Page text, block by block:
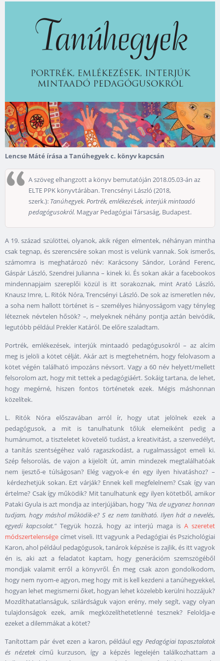
Lencse Máté írása a Tanúhegyek c. könyv kapcsán
A szöveg elhangzott a könyv bemutatóján 2018.05.03-án az
ELTE PPK könyvtárában. Trencsényi László (2018,
szerk.): Tanúhegyek. Portrék, emlékezések, interjúk mintaadó
pedagógusokról. Magyar Pedagógiai Társaság, Budapest.
A 19. század szülöttei, olyanok, akik régen elmentek, néhányan mintha
csak tegnap, és szerencsére sokan most is velünk vannak. Sok ismerős,
számomra is meghatározó név: Karácsony Sándor, Loránd Ferenc,
Gáspár László, Szendrei Julianna – kinek ki. És sokan akár a facebookos
mindennapjaim szereplői közül is itt sorakoznak, mint Arató László,
Knausz Imre, L. Ritók Nóra, Trencsényi László. De sok az ismeretlen név,
a soha nem hallott történet is – személyes hiányosságom vagy tényleg
léteznek névtelen hősök? –, melyeknek néhány pontja aztán beivódik,
legutóbb például Prekler Katáról. De előre szaladtam.
Portrék, emlékezések, interjúk mintaadó pedagógusokról – az alcím
meg is jelöli a kötet célját. Akár azt is megtehetném, hogy felolvasom a
kötet végén található impozáns névsort. Vagy a 60 név helyett/mellett
felsorolom azt, hogy mit tettek a pedagógiáért. Sokáig tartana, de lehet,
hogy megérné, hiszen fontos történetek ezek. Mégis máshonnan
közelítek.
L. Ritók Nóra előszavában arról ír, hogy utat jelölnek ezek a
pedagógusok, a mit is tanulhatunk tőlük elemeiként pedig a
humánumot, a tiszteletet követelő tudást, a kreativitást, a szenvedélyt,
a tanítás szentségéhez való ragaszkodást, a rugalmasságot emeli ki.
Szép felsorolás, de vajon a kijelölt út, amin mindezek megtalálhatóak
nem ijesztő-e túlságosan? Elég vagyok-e én egy ilyen hivatáshoz? –
kérdezhetjük sokan. Ezt várják? Ennek kell megfelelnem? Csak így van
értelme? Csak így működik? Mit tanulhatunk egy ilyen kötetből, amikor
Pataki Gyula is azt mondja az interjújában, hogy "Na, de ugyanez honnan
tudjam, hogy máshol működik-e? S ez nem tanítható. Ilyen hát a nevelés,
egyedi kapcsolat."Tegyük hozzá, hogy az interjú maga isA szeretet
módszertelensége címet viseli. Itt vagyunk a Pedagógiai és Pszichológiai
Karon, ahol például pedagógusok, tanárok képzése is zajlik, és itt vagyok
én is, aki azt a feladatot kaptam, hogy generációm szemszögéből
mondjak valamit erről a könyvről. Én meg csak azon gondolkodom,
hogy nem nyom-e agyon, meg hogy mit is kell kezdeni a tanúhegyekkel,
hogyan lehet megismerni őket, hogyan lehet közelebb kerülni hozzájuk?
Mozdíthatatlanságuk, szilárdságuk vajon erény, mely segít, vagy olyan
tulajdonságok ezek, amik megközelíthetetlenné tesznek? Feloldja-e
ezeket a dilemmákat a kötet?
Tanítottam pár évet ezen a karon, például egy Pedagógiai tapasztalatok
és nézetekcímű kurzuson, így a képzés legelején találkozhattam a